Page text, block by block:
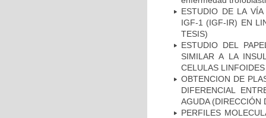
ESTUDIO DE LA VÍA
IGF-1 (IGF-IR) EN
TESIS)
ESTUDIO DEL
SIMILAR A LA
CELULAS
OBTENCION DE
DIFERENCIAL
AGUDA (DIRECCIÓN
PERFILES